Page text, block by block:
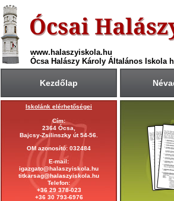
www.halaszyiskola.hu
Ócsa Halászy Károly Általános Iskola
Kezdőlap
Iskolánk elérhetőségei
Cím:
2364 Ócsa,
Bajcsy-Zsilinszky út 54-56.
OM azonosító: 032484
E-mail:
igazgato@halaszyiskola.hu
titkarsag@halaszyiskola.hu
Telefon:
+36 29 378-023
+36 30 793-6976
Első
2025.
Utolsó
2026. június
Tanítási
181
Első
2026.